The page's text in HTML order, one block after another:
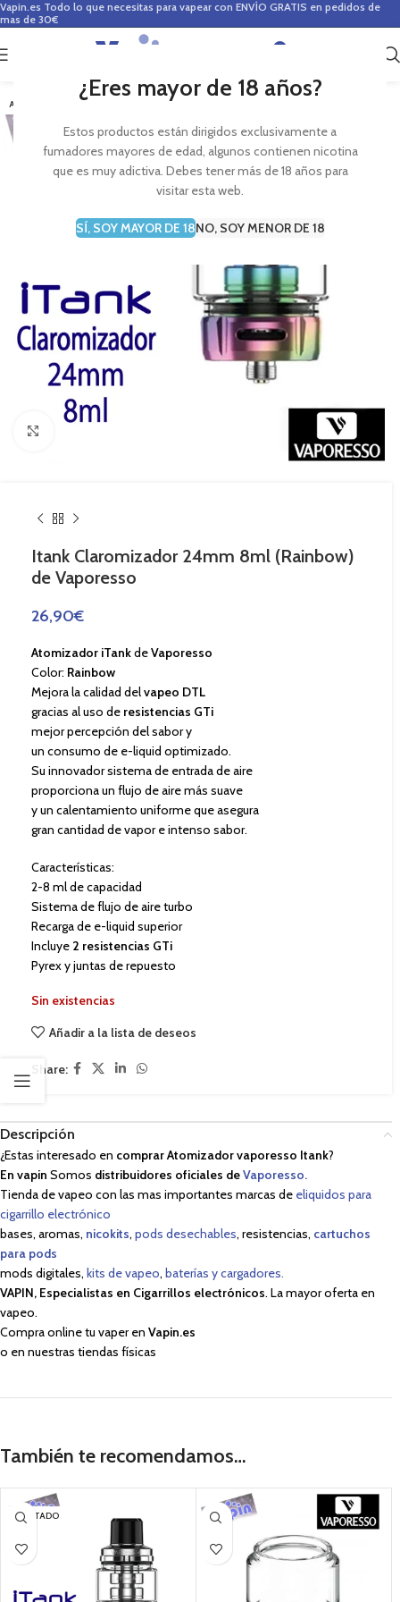
¿Eres mayor de 18 años?
Estos productos están dirigidos exclusivamente a
fumadores mayores de edad, algunos contienen nicotina
que es muy adictiva. Debes tener más de 18 años para
visitar esta web.
SÍ, SOY MAYOR DE 18NO, SOY MENOR DE 18
Vapin.es Todo lo que necesitas para vapear con ENVÍO GRATIS en pedidos de
mas de 30€
0
AGOTADO
Itank Claromizador 24mm 8ml (Rainbow)
de Vaporesso
26,90€
Atomizador iTankdeVaporesso
Color: Rainbow
Mejora la calidad delvapeo DTL
gracias al uso de resistencias GTi
mejor percepción del sabor y
un consumo de e-liquid optimizado.
Su innovador sistema de entrada de aire
proporciona un flujo de aire más suave
y un calentamiento uniforme que asegura
gran cantidad de vapor e intenso sabor.
Características:
2-8 ml de capacidad
Sistema de flujo de aire turbo
Recarga de e-liquid superior
Incluye 2 resistencias GTi
Pyrex y juntas de repuesto
Sin existencias
Añadir a la lista de deseos
Share:
Descripción
¿Estas interesado en comprar Atomizador vaporesso Itank?
En vapin Somos distribuidores oficiales deVaporesso.
Tienda de vapeo con las mas importantes marcas de eliquidos para
cigarrillo electrónico
bases, aromas, nicokits, pods desechables, resistencias, cartuchos
para pods
mods digitales, kits de vapeo, baterías y cargadores.
VAPIN, Especialistas en Cigarrillos electrónicos. La mayor oferta en
vapeo.
Compra online tu vaper en Vapin.es
o en nuestras tiendas físicas
También te recomendamos…
AGOTADO